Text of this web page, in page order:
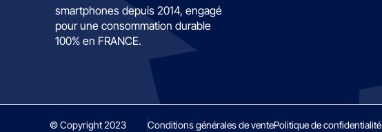
smartphones depuis 2014, engagé
pour une consommation durable
100% en FRANCE.
© Copyright 2023 Conditions générales de ventePolitique de confidentialité